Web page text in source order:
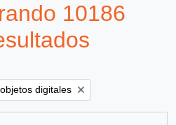
10186
filter:digitales